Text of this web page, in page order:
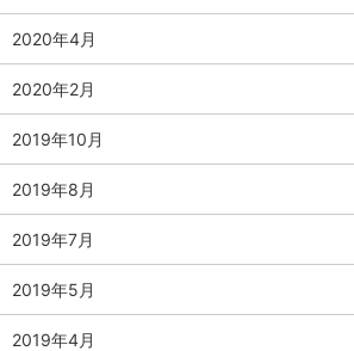
2020年4月
2020年2月
2019年10月
2019年8月
2019年7月
2019年5月
2019年4月